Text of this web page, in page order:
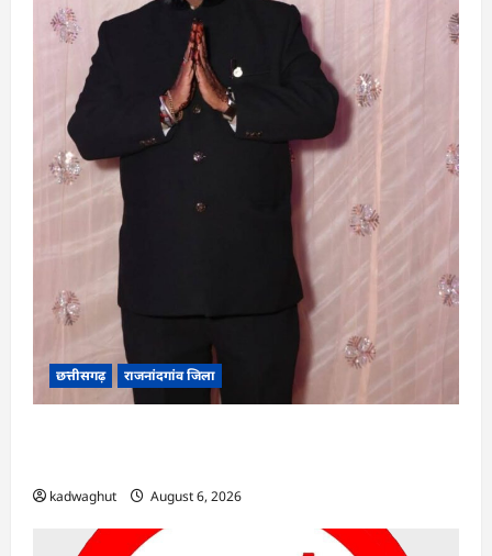
छत्तीसगढ़ राजनांदगांव जिला
kadwaghut August 6, 2026